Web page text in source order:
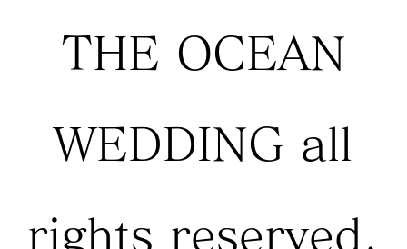
THE OCEAN
WEDDING all
rights reserved.